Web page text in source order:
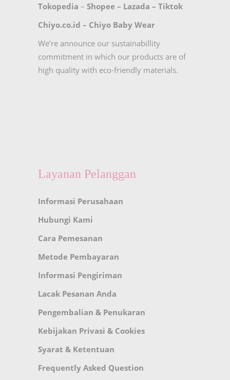
Tokopedia – Shopee – Lazada – Tiktok
Chiyo.co.id – Chiyo Baby Wear
We’re announce our sustainabillity
commitment in which our products are of
high quality with eco-friendly materials.
Layanan Pelanggan
Informasi Perusahaan
Hubungi Kami
Cara Pemesanan
Metode Pembayaran
Informasi Pengiriman
Lacak Pesanan Anda
Pengembalian & Penukaran
Kebijakan Privasi & Cookies
Syarat & Ketentuan
Frequently Asked Question